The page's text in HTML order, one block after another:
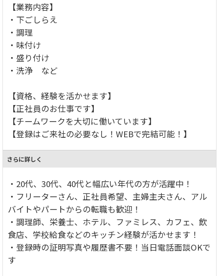
【業務内容】
・下ごしらえ
・調理
・味付け
・盛り付け
・洗浄 など
【資格、経験を活かせます】
【正社員のお仕事です】
【チームワークを大切に働いています】
【登録はご来社の必要なし！WEBで完結可能！】
さらに詳しく
・20代、30代、40代と幅広い年代の方が活躍中！
・フリーターさん、正社員希望、主婦主夫さん、アル
バイトやパートからの転職も歓迎！
・調理師、栄養士、ホテル、ファミレス、カフェ、飲
食店、学校給食などのキッチン経験が活かせます！
・登録時の証明写真や履歴書不要！当日電話面談OKで
す